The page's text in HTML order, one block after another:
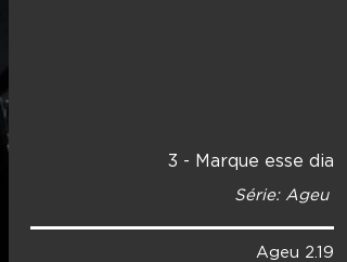
3 - Marque esse dia
Série: Ageu
Ageu 2.19